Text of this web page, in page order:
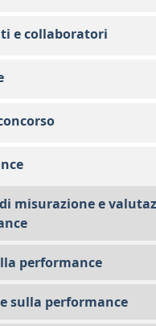
e collaboratori
misurazione e
performance
sulla performance